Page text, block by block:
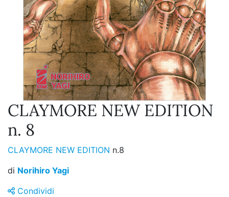
CLAYMORE NEW EDITION
n. 8
CLAYMORE NEW EDITION n.8
di Norihiro Yagi
Condividi